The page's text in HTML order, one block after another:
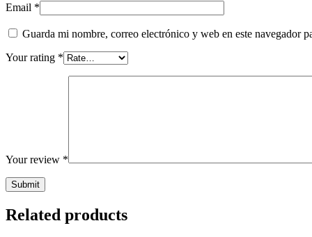
Email *
Guarda mi nombre, correo electrónico y web en este navegador
Your rating *
Your review *
Related products